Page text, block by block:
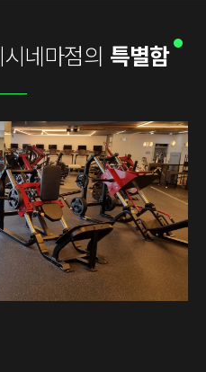
네마점의 특별함